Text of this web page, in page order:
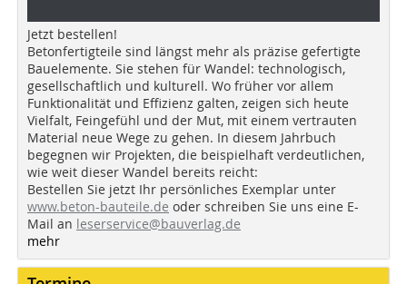
Jetzt bestellen!
Betonfertigteile sind längst mehr als präzise gefertigte
Bauelemente. Sie stehen für Wandel: technologisch,
gesellschaftlich und kulturell. Wo früher vor allem
Funktionalität und Effizienz galten, zeigen sich heute
Vielfalt, Feingefühl und der Mut, mit einem vertrauten
Material neue Wege zu gehen. In diesem Jahrbuch
begegnen wir Projekten, die beispielhaft verdeutlichen,
wie weit dieser Wandel bereits reicht:
Bestellen Sie jetzt Ihr persönliches Exemplar unter
www.beton-bauteile.de oder schreiben Sie uns eine E-
Mail an leserservice@bauverlag.de
mehr